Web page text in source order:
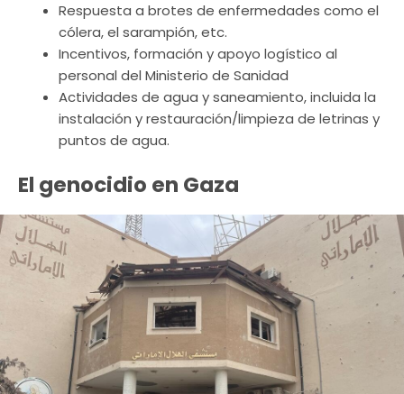
Respuesta a brotes de enfermedades como el
cólera, el sarampión, etc.
Incentivos, formación y apoyo logístico al
personal del Ministerio de Sanidad
Actividades de agua y saneamiento, incluida la
instalación y restauración/limpieza de letrinas y
puntos de agua.
El genocidio en Gaza